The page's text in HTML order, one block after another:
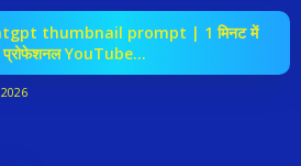
thumbnail prompt | 1 मिनट में
प्रोफेशनल YouTube...